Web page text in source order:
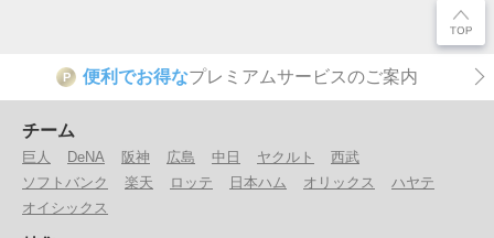
P 便利でお得なプレミアムサービスのご案内
チーム
巨人 DeNA 阪神 広島 中日 ヤクルト
西武
ソフトバンク
楽天 ロッテ 日本ハム オリックス
ハヤテ
オイシックス